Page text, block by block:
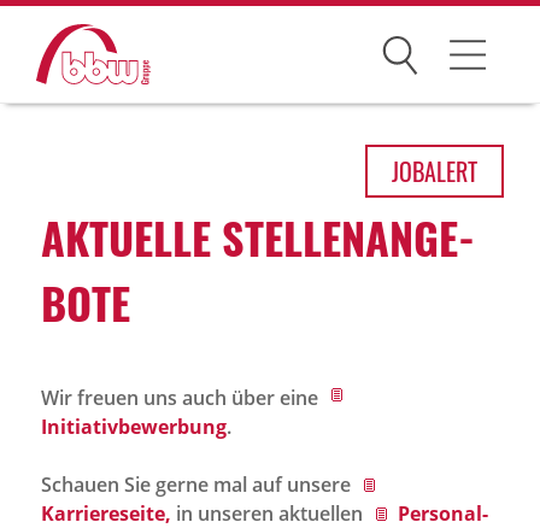
Suchen
Über uns
Historie
bbw als Arbeitgeber
JOBALERT
AKTU­ELLE STEL­LEN­AN­GE­
BOTE
Wir freuen uns auch über eine
Initiativbewerbung.
Schauen Sie gerne mal auf unsere
Karriereseite, in unseren aktuellen
Personal-